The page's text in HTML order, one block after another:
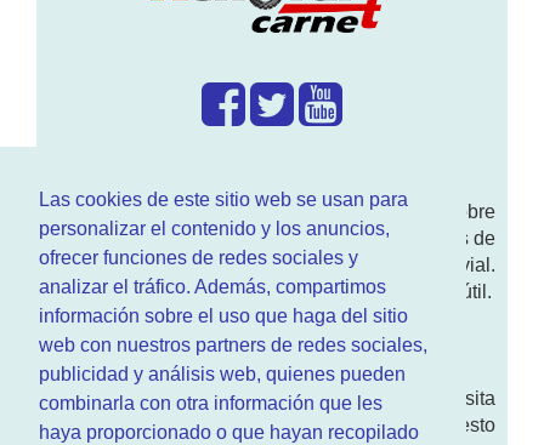
Las cookies de este sitio web se usan para
personalizar el contenido y los anuncios,
ofrecer funciones de redes sociales y
analizar el tráfico. Además, compartimos
información sobre el uso que haga del sitio
web con nuestros partners de redes sociales,
publicidad y análisis web, quienes pueden
combinarla con otra información que les
haya proporcionado o que hayan recopilado
Enwww.RenovarCarnet.com Te contamos sobre
larenovación del permisode conducir, noticias de
actualidad motor y sobre todo seguridad vial.
Ademas tenemos todo tipo de información DGT útil.
¿Quienes somos?
Quieres saber quien mantiene la pagina, visita
nuestrasección de contacto. Aquí tienes nuesto